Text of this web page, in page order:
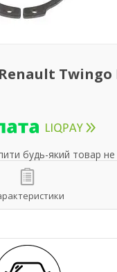
Twingo
будь-який товар